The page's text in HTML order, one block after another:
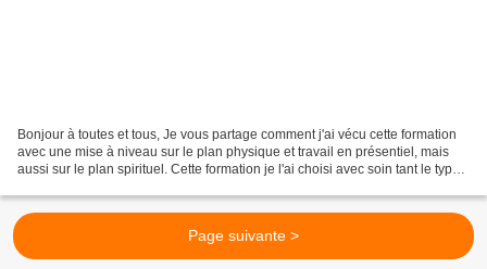
Bonjour à toutes et tous, Je vous partage comment j'ai vécu cette formation
avec une mise à niveau sur le plan physique et travail en présentiel, mais
aussi sur le plan spirituel. Cette formation je l'ai choisi avec soin tant le type
Page suivante >